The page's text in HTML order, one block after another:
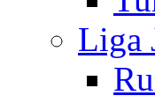
Liga